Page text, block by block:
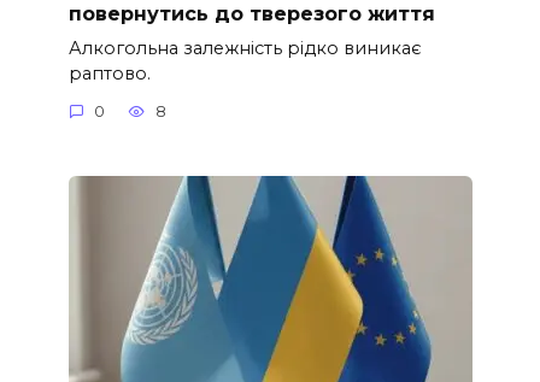
повернутись до тверезого життя
Алкогольна залежність рідко виникає
раптово.
0 8